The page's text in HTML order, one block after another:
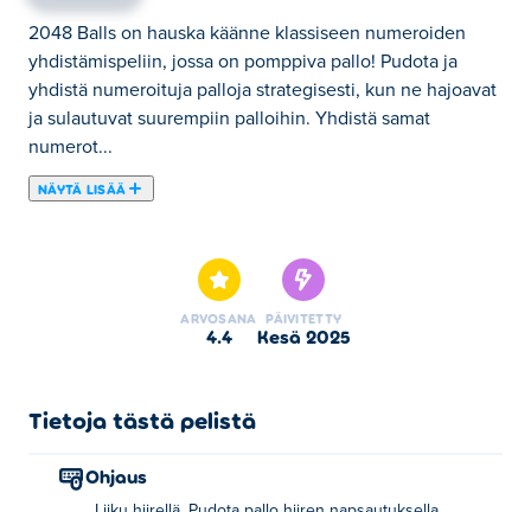
2048 Balls on hauska käänne klassiseen numeroiden
yhdistämispeliin, jossa on pomppiva pallo! Pudota ja
yhdistä numeroituja palloja strategisesti, kun ne hajoavat
ja sulautuvat suurempiin palloihin. Yhdistä samat
numerot...
NÄYTÄ LISÄÄ
yhdistä numeroituja palloja strategisesti, kun ne hajoavat
ja sulautuvat suurempiin palloihin. Yhdistä samat
numerot kiivetäksesi yhä korkeammalle, mutta ole
korkeammat pisteet ovat. Pystytkö osumaan lopulliseen
Kuinka pelata 2048 Ballsia?
ARVOSANA
4.4
PÄIVITETTY
kesä 2025
Tietoja tästä pelistä
Ohjaus